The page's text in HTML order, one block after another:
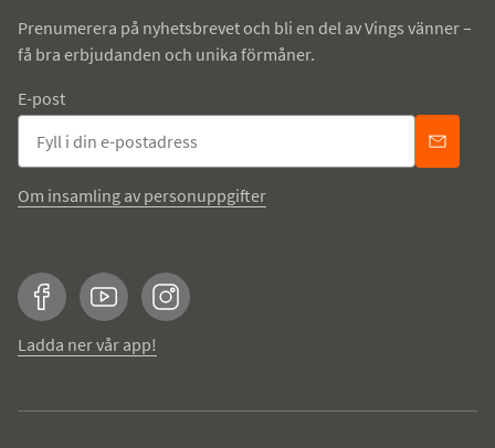
Prenumerera på nyhetsbrevet och bli en del av Vings vänner –
få bra erbjudanden och unika förmåner.
E-post
Om insamling av personuppgifter
FacebookYouTubeInstagram
Ladda ner vår app!